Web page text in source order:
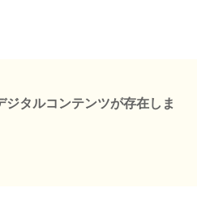
ジタルコンテンツが存在しま